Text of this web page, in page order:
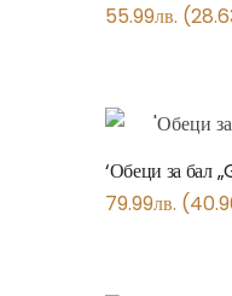
55.99лв. (
‘Обеци за бал
79.99лв. (